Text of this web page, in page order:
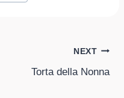
NEXT
Torta della Nonna